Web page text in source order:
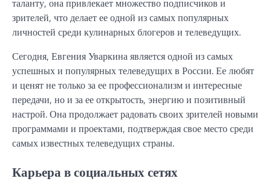
зрителей, что делает ее одной из самых популярных
личностей среди кулинарных блогеров и телеведущих.
Сегодня, Евгения Уваркина является одной из самых
успешных и популярных телеведущих в России. Ее любят
и ценят не только за ее профессионализм и интересные
передачи, но и за ее открытость, энергию и позитивный
настрой. Она продолжает радовать своих зрителей новыми
программами и проектами, подтверждая свое место среди
самых известных телеведущих страны.
Карьера в социальных сетях